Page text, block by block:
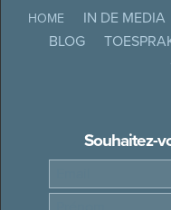
HOME IN DE MEDIA
BLOG
Souhaitez-